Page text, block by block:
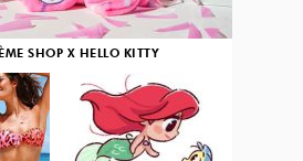
SHOP X HELLO KITTY
3